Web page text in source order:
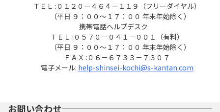
い。
（２）住所、氏名、メールアドレス等に変更
があった場合は変更手続を行ってく
ださい。
（３）本システムは、利用者が登録したメー
ルアドレスへＵＲＬを送信します。
利用者は、メールに記載されているＵＲＬに
（４）利用者登録にて登録された情報は、構
ＴＥＬ :０１２０－４６４－１１９（フリーダイヤル）
（平日 ９：００～１７：００ 年末年始除く）
携帯電話ヘルプデスク
ＴＥＬ :０５７０－０４１－００１（有料）
（平日 ９：００～１７：００ 年末年始除く）
ＦＡＸ :０６－６７３３－７３０７
電子メール: help-shinsei-kochi@s-kantan.com
お問い合わせ